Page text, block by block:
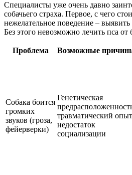
Специалисты уже очень давно
собачьего страха. Первое, с чего
нежелательное поведение –
Без этого невозможно лечить пса от
Проблема Возможные
Собака боится
громких
звуков (гроза,
фейерверки)
Генетическая
травматический
недостаток
социализации